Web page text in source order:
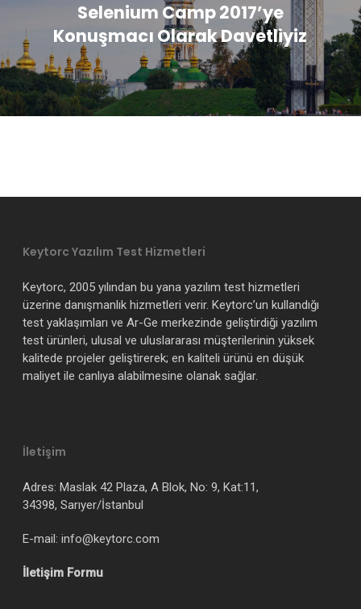
Selenium Camp 2017’ye
Konuşmacı Olarak Davetliyiz
Keytorc Yazılım Test Hizmetleri
Keytorc, 2005 yılından bu yana yazılım test hizmetleri
üzerine danışmanlık hizmetleri verir. Keytorc’un kullandığı
test yaklaşımları ve Ar-Ge merkezinde geliştirdiği yazılım
test ürünleri, ulusal ve uluslararası müşterilerinin yüksek
kalitede projeler geliştirerek; en kaliteli ürünü en düşük
maliyet ile canlıya alabilmesine olanak sağlar.
İletişim
Adres: Maslak 42 Plaza, A Blok, No: 9, Kat:11,
34398, Sarıyer/İstanbul
E-mail: info@keytorc.com
İletişim Formu